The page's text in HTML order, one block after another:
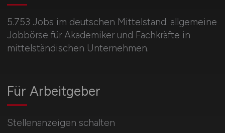
5.753 Jobs im deutschen Mittelstand: allgemeine
Jobbörse für Akademiker und Fachkräfte in
mittelständischen Unternehmen.
Für Arbeitgeber
Stellenanzeigen schalten